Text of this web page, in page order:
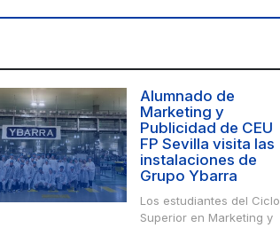
Alumnado de
Marketing y
Publicidad de CEU
FP Sevilla visita las
instalaciones de
Grupo Ybarra
Los estudiantes del Ciclo
Superior en Marketing y